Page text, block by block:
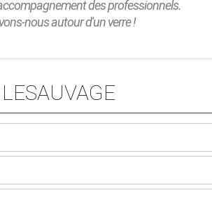
des professionnels.
nous autour d'un verre !